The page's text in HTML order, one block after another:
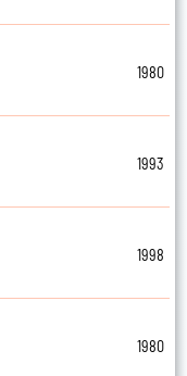
1980
1993
1998
1980